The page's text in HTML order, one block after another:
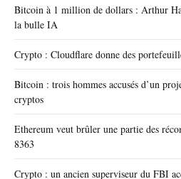
Bitcoin à 1 million de dollars : Arthur
la bulle IA
Crypto : Cloudflare donne des
Bitcoin : trois hommes accusés d’un
cryptos
Ethereum veut brûler une partie des
8363
Crypto : un ancien superviseur du FBI